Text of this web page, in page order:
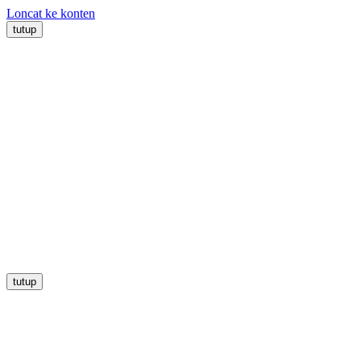
Loncat ke konten
tutup
tutup